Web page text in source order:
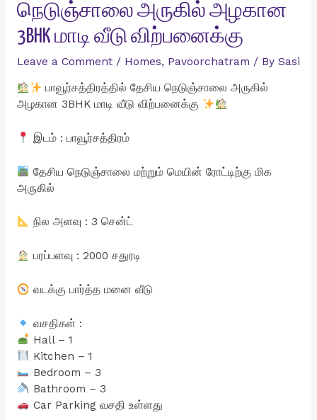
நெடுஞ்சாலை அருகில் அழகான
3BHK மாடி வீடு விற்பனைக்கு
Leave a Comment / Homes, Pavoorchatram / By Sasi
பாவூர்சத்திரத்தில் தேசிய நெடுஞ்சாலை அருகில்
அழகான 3BHK மாடி வீடு விற்பனைக்கு
இடம் : பாவூர்சத்திரம்
தேசிய நெடுஞ்சாலை மற்றும் மெயின் ரோட்டிற்கு மிக
அருகில்
நில அளவு : 3 சென்ட்
பரப்பளவு : 2000 சதுரடி
வடக்கு பார்த்த மனை வீடு
வசதிகள் :
Hall – 1
Kitchen – 1
Bedroom – 3
Bathroom – 3
Car Parking வசதி உள்ளது